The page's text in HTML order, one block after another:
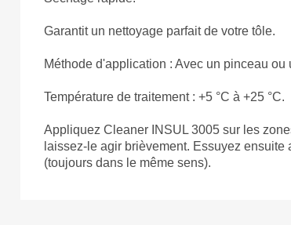
Garantit un nettoyage parfait de votre tôle.
Méthode d'application : Avec un pinceau ou
Température de traitement : +5 °C à +25 °C.
Appliquez Cleaner INSUL 3005 sur les
laissez-le agir brièvement. Essuyez ensuite
(toujours dans le même sens).